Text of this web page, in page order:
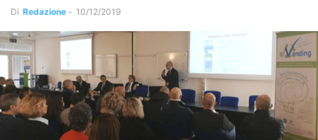
Di Redazione - 10/12/2019